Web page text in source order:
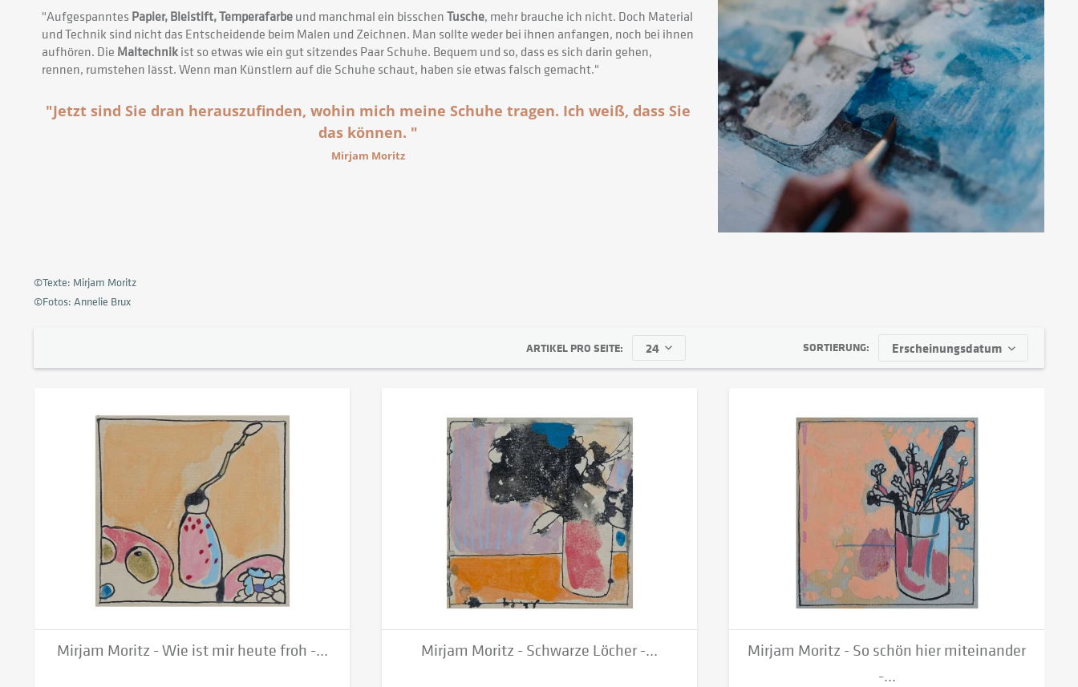
"Aufgespanntes Papier, Bleistift, Temperafarbeund manchmal ein bisschenTusche, mehr brauche ich nicht. Doch Material
und Technik sind nicht das Entscheidende beim Malen und Zeichnen. Man sollte weder bei ihnen anfangen, noch bei ihnen
aufhören. Die Maltechnikist so etwas wie ein gut sitzendes Paar Schuhe. Bequem und so, dass es sich darin gehen,
rennen, rumstehen lässt. Wenn man Künstlern auf die Schuhe schaut, haben sie etwas falsch gemacht."
"Jetzt sind Sie dran herauszufinden, wohin mich meine Schuhe tragen. Ich weiß, dass Sie
das können. "
Mirjam Moritz
©Texte: Mirjam Moritz
©Fotos: Annelie Brux
SORTIERUNG:
ARTIKEL PRO SEITE:
Mirjam Moritz - Wie ist mir heute froh -... Mirjam Moritz - Schwarze Löcher -...
Mirjam Moritz - So schön hier miteinander
-...